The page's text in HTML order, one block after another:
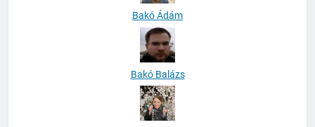
Bakó Ádám
Bakó Balázs